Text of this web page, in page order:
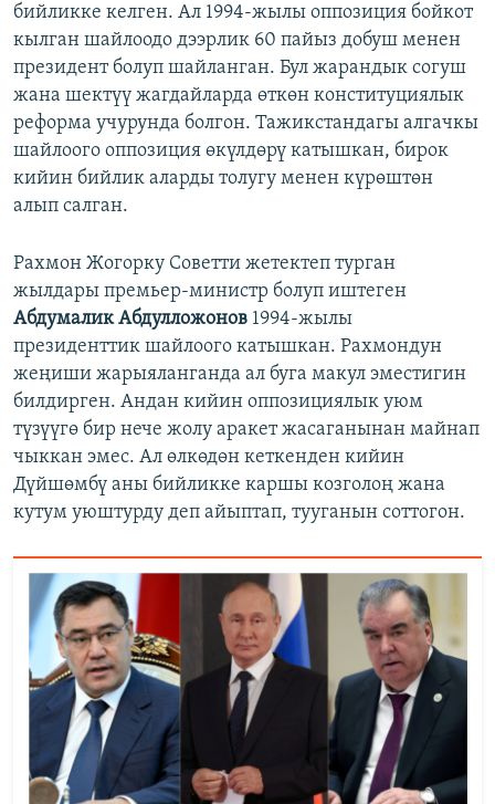
бийликке келген. Ал 1994-жылы оппозиция бойкот
кылган шайлоодо дээрлик 60 пайыз добуш менен
президент болуп шайланган. Бул жарандык согуш
жана шектүү жагдайларда өткөн конституциялык
реформа учурунда болгон. Тажикстандагы алгачкы
шайлоого оппозиция өкүлдөрү катышкан, бирок
кийин бийлик аларды толугу менен күрөштөн
алып салган.
Рахмон Жогорку Советти жетектеп турган
жылдары премьер-министр болуп иштеген
Абдумалик Абдулложонов 1994-жылы
президенттик шайлоого катышкан. Рахмондун
жеңиши жарыяланганда ал буга макул эместигин
билдирген. Андан кийин оппозициялык уюм
түзүүгө бир нече жолу аракет жасаганынан майнап
чыккан эмес. Ал өлкөдөн кеткенден кийин
Дүйшөмбү аны бийликке каршы козголоң жана
кутум уюштурду деп айыптап, тууганын соттогон.